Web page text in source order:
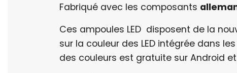
Fabriqué avec les composants
Ces ampoules LED disposent de la
sur la couleur des LED intégrée dans
des couleurs est gratuite sur Android et